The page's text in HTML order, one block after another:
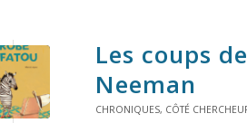
Les coups
Neeman
CHRONIQUES, CÔTÉ